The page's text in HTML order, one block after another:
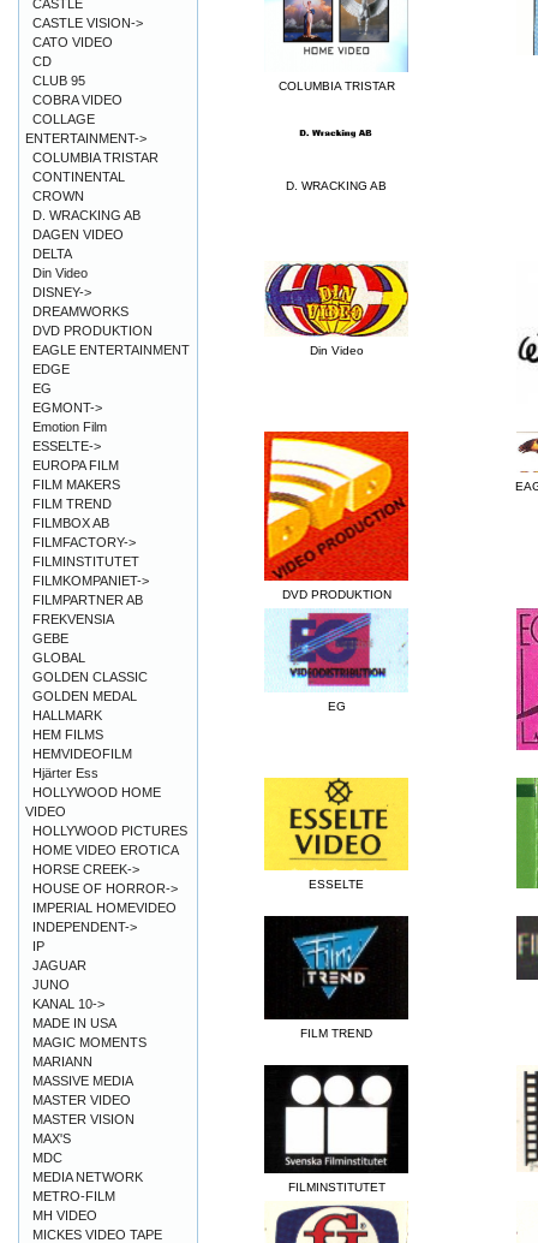
COLUMBIA TRISTAR
D. WRACKING AB
Din Video
DVD PRODUKTION
EG
ESSELTE
FILM TREND
FILMINSTITUTET
CASTLE
CASTLE VISION->
CATO VIDEO
CD
CLUB 95
COBRA VIDEO
COLLAGE
ENTERTAINMENT->
COLUMBIA TRISTAR
CONTINENTAL
CROWN
D. WRACKING AB
DAGEN VIDEO
DELTA
Din Video
DISNEY->
DREAMWORKS
DVD PRODUKTION
EAGLE ENTERTAINMENT
EDGE
EG
EGMONT->
Emotion Film
ESSELTE->
EUROPA FILM
FILM MAKERS
FILM TREND
FILMBOX AB
FILMFACTORY->
FILMINSTITUTET
FILMKOMPANIET->
FILMPARTNER AB
FREKVENSIA
GEBE
GLOBAL
GOLDEN CLASSIC
GOLDEN MEDAL
HALLMARK
HEM FILMS
HEMVIDEOFILM
Hjärter Ess
HOLLYWOOD HOME
VIDEO
HOLLYWOOD PICTURES
HOME VIDEO EROTICA
HORSE CREEK->
HOUSE OF HORROR->
IMPERIAL HOMEVIDEO
INDEPENDENT->
IP
JAGUAR
JUNO
KANAL 10->
MADE IN USA
MAGIC MOMENTS
MARIANN
MASSIVE MEDIA
MASTER VIDEO
MASTER VISION
MAX'S
MDC
MEDIA NETWORK
METRO-FILM
MH VIDEO
MICKES VIDEO TAPE